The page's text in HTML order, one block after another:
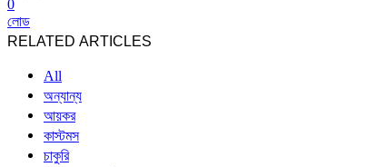
0
লোড
RELATED ARTICLES
All
অন্যান্য
আয়কর
কাস্টমস
চাকুরি